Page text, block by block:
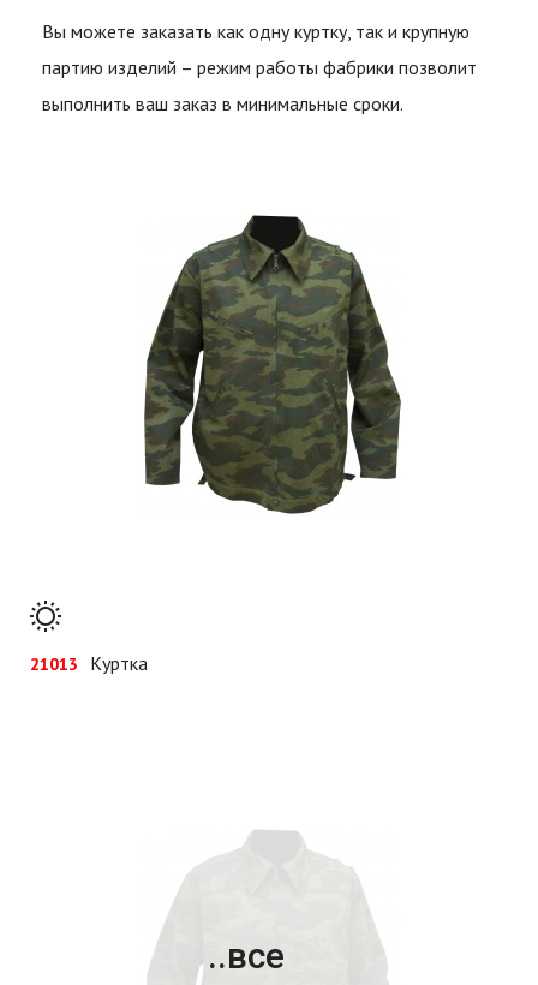
Вы можете заказать как одну куртку, так и крупную
партию изделий – режим работы фабрики позволит
выполнить ваш заказ в минимальные сроки.
21013 Куртка
..все